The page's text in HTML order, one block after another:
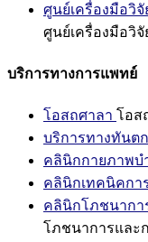
ศูนย์เครื่องมือวิจั
ศูนย์เครื่องมือวิจั
บริการทางการแพทย์
โอสถศาลา โอส
บริการทางทันต
คลินิกกายภาพบ
คลินิกเทคนิคกา
คลินิกโภชนากา
โภชนาการและ